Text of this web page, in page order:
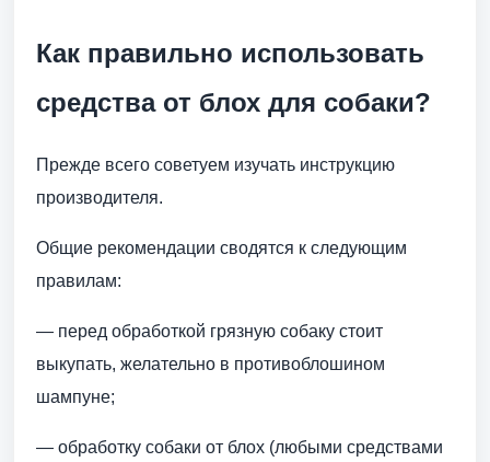
Как правильно использовать
средства от блох для собаки?
Прежде всего советуем изучать инструкцию
производителя.
Общие рекомендации сводятся к следующим
правилам:
— перед обработкой грязную собаку стоит
выкупать, желательно в противоблошином
шампуне;
— обработку собаки от блох (любыми средствами